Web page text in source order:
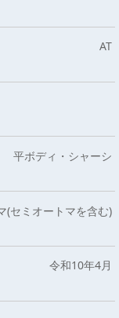
AT
平ボディ・シャーシ
(セミオートマを含む)
令和10年4月